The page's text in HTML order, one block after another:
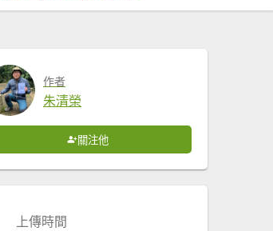
作者
朱清榮
關注他
上傳時間